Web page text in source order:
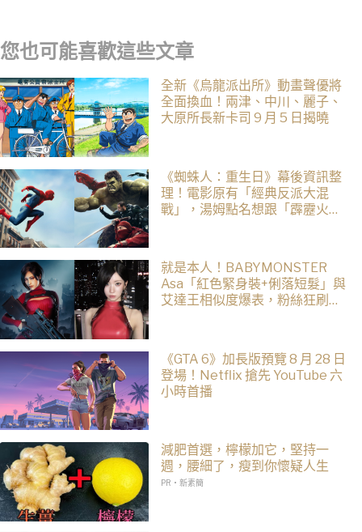
您也可能喜歡這些文章
全新《烏龍派出所》動畫聲優將
全面換血！兩津、中川、麗子、
大原所長新卡司 9 月 5 日揭曉
《蜘蛛人：重生日》幕後資訊整
理！電影原有「經典反派大混
戰」，湯姆點名想跟「霹靂火」
就是本人！BABYMONSTER
Asa「紅色緊身裝+俐落短髮」與
艾達王相似度爆表，粉絲狂刷
《GTA 6》加長版預覽 8 月 28 日
登場！Netflix 搶先 YouTube 六
小時首播
減肥首選，檸檬加它，堅持一
週，腰細了，瘦到你懷疑人生
PR・新素簡